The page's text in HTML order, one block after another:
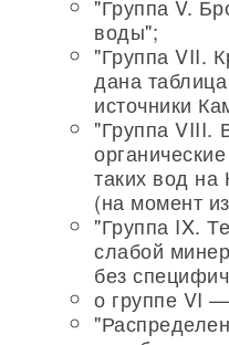
"Группа V.
воды";
"Группа VII.
дана
источники
"Группа VIII.
таких вод на
(на момент
"Группа IX.
слабой
без
о группе VI